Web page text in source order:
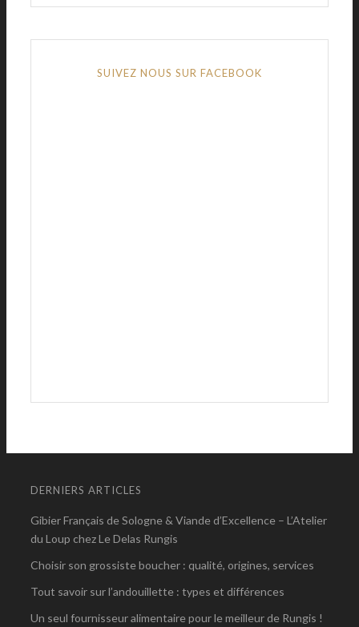
SUIVEZ NOUS SUR FACEBOOK
DERNIERS ARTICLES
Gibier Français de Sologne & Viande d’Excellence – L’Atelier
du Loup chez Le Delas Rungis
Choisir son grossiste boucher : qualité, origines, services
Tout savoir sur l’andouillette : types et différences
Un seul fournisseur alimentaire pour le meilleur de Rungis !